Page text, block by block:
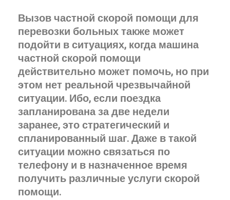
Вызов частной скорой помощи для
перевозки больных также может
подойти в ситуациях, когда машина
частной скорой помощи
действительно может помочь, но при
этом нет реальной чрезвычайной
ситуации. Ибо, если поездка
запланирована за две недели
заранее, это стратегический и
спланированный шаг. Даже в такой
ситуации можно связаться по
телефону и в назначенное время
получить различные услуги скорой
помощи.